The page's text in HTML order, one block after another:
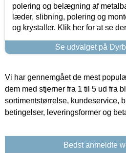
polering og belægning af
læder, slibning, polering og
og krystaller. Klik her for at se
Se udvalget på
Vi har gennemgået de mest
dem med stjerner fra 1 til 5 ud fra
sortimentstørrelse, kundeservice,
betingelser, leveringsformer og
Bedst anmeldte